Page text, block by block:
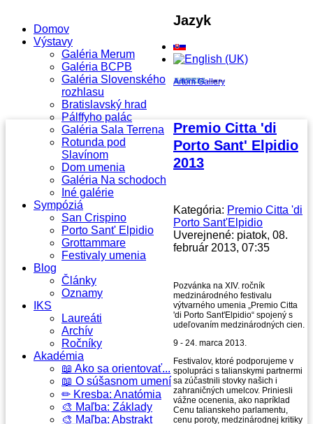
Domov
Výstavy
Galéria Merum
Galéria BCPB
Galéria Slovenského
rozhlasu
Bratislavský hrad
Pálffyho palác
Galéria Sala Terrena
Rotunda pod
Slavínom
Dom umenia
Galéria Na schodoch
Iné galérie
Sympóziá
San Crispino
Porto Sant' Elpidio
Grottammare
Festivaly umenia
Blog
Články
Oznamy
IKS
Laureáti
Archív
Ročníky
Akadémia
📖 Ako sa orientovať...
📖 O súšasnom umení
✏ Kresba: Anatómia
🎨 Maľba: Základy
🎨 Maľba: Abstrakt
Jazyk
Artem Gallery
Premio Citta 'di
Porto Sant' Elpidio
2013
Kategória: Premio Citta 'di
Porto Sant'Elpidio
Uverejnené: piatok, 08.
február 2013, 07:35
Pozvánka na XIV. ročník
medzinárodného festivalu
výtvarného umenia „Premio Citta
'di Porto Sant'Elpidio“ spojený s
udeľovaním medzinárodných cien.
9 - 24. marca 2013.
Festivalov, ktoré podporujeme v
spolupráci s talianskymi partnermi
sa zúčastnili stovky našich i
zahraničných umelcov. Priniesli
vážne ocenenia, ako napríklad
Cenu talianskeho parlamentu,
cenu poroty, medzinárodnej kritiky